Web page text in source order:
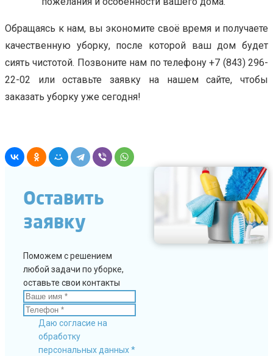
Обращаясь к нам, вы экономите своё время и получаете
качественную уборку, после которой ваш дом будет
сиять чистотой. Позвоните нам по телефону +7 (843) 296-
22-02 или оставьте заявку на нашем сайте, чтобы
заказать уборку уже сегодня!
Оставить
заявку
Поможем с решением
любой задачи по уборке,
оставьте свои контакты
Даю согласие на
обработку
персональных данных *